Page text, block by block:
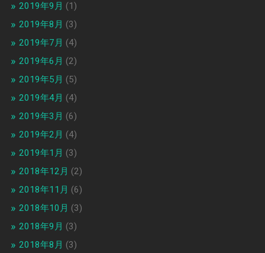
2019年9月 (1)
2019年8月 (3)
2019年7月 (4)
2019年6月 (2)
2019年5月 (5)
2019年4月 (4)
2019年3月 (6)
2019年2月 (4)
2019年1月 (3)
2018年12月 (2)
2018年11月 (6)
2018年10月 (3)
2018年9月 (3)
2018年8月 (3)